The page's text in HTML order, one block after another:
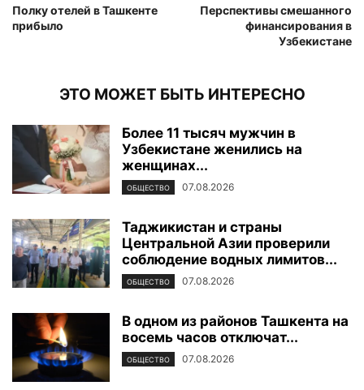
Полку отелей в Ташкенте
прибыло
Перспективы смешанного
финансирования в
Узбекистане
ЭТО МОЖЕТ БЫТЬ ИНТЕРЕСНО
Более 11 тысяч мужчин в
Узбекистане женились на
женщинах...
ОБЩЕСТВО 07.08.2026
Таджикистан и страны
Центральной Азии проверили
соблюдение водных лимитов...
ОБЩЕСТВО 07.08.2026
В одном из районов Ташкента на
восемь часов отключат...
ОБЩЕСТВО 07.08.2026